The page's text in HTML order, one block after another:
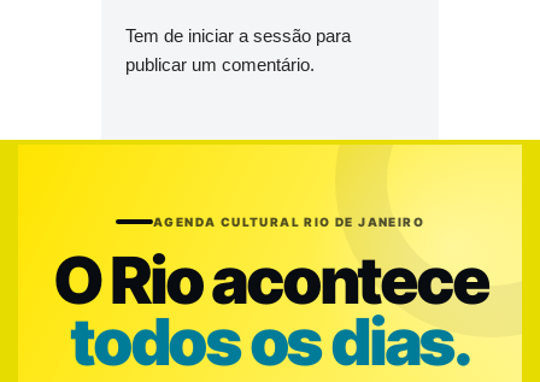
Tem de iniciar a sessão para
publicar um comentário.
AGENDA CULTURAL RIO DE JANEIRO
O Rio acontece
todos os dias.